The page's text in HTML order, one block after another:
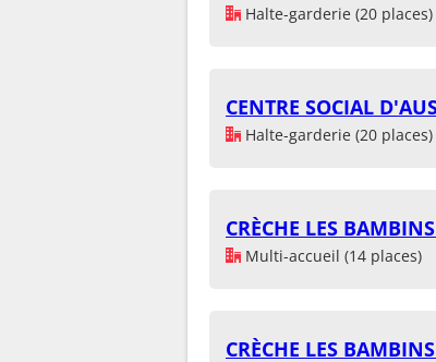
Halte-garderie (20 places)
CENTRE SOCIAL
Halte-garderie (20 places)
CRÈCHE LES
Multi-accueil (14 places)
CRÈCHE LES